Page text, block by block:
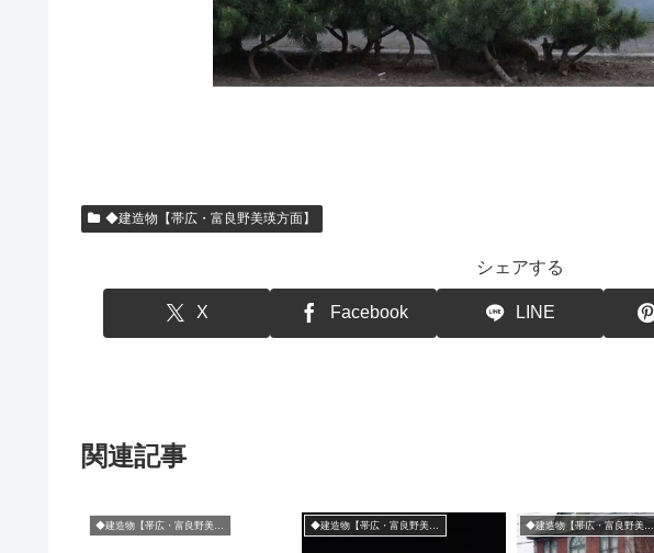
◆建造物【帯広・富良野美瑛方面】
シェアする
X Facebook LINE
関連記事
◆建造物【帯広・富良野美瑛方面】